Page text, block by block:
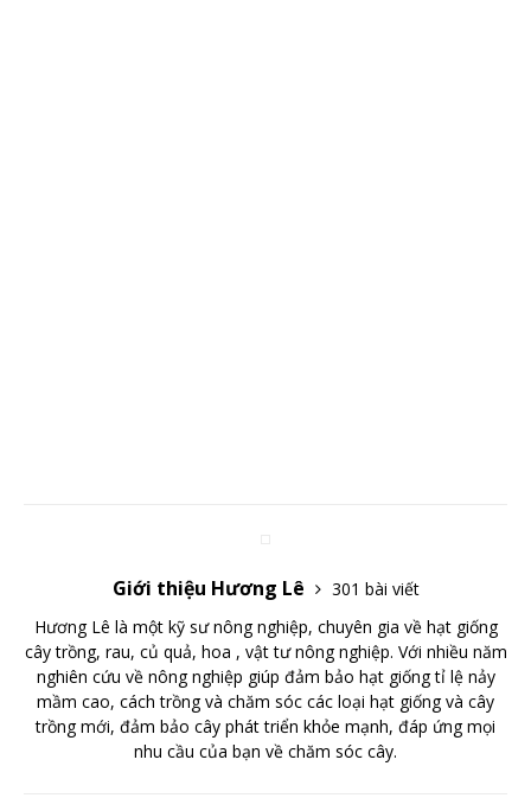
Giới thiệu Hương Lê
301 bài viết
Hương Lê là một kỹ sư nông nghiệp, chuyên gia về hạt giống
cây trồng, rau, củ quả, hoa , vật tư nông nghiệp. Với nhiều năm
nghiên cứu về nông nghiệp giúp đảm bảo hạt giống tỉ lệ nảy
mầm cao, cách trồng và chăm sóc các loại hạt giống và cây
trồng mới, đảm bảo cây phát triển khỏe mạnh, đáp ứng mọi
nhu cầu của bạn về chăm sóc cây.